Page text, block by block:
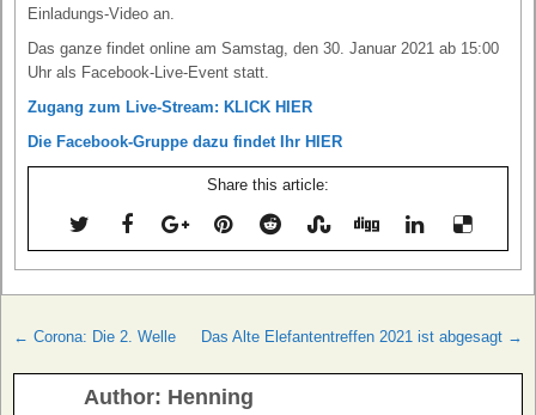
Einladungs-Video an.
Das ganze findet online am Samstag, den 30. Januar 2021 ab 15:00
Uhr als Facebook-Live-Event statt.
Zugang zum Live-Stream: KLICK HIER
Die Facebook-Gruppe dazu findet Ihr HIER
Share this article:
Beitragsnavigation
← Corona: Die 2. Welle Das Alte Elefantentreffen 2021 ist abgesagt →
Author: Henning